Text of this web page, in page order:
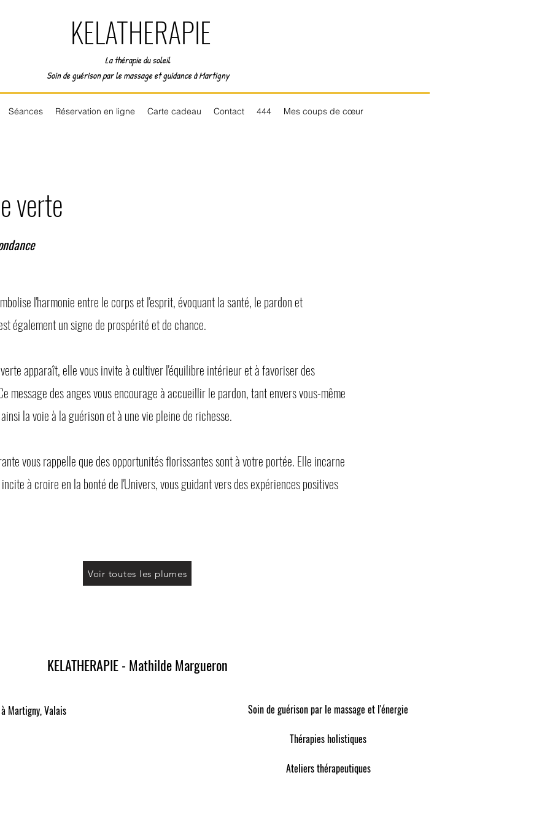
KELATHERAPIE
La thérapie du soleil
Soin de guérison par le massage et guidance à Martigny
Séances Réservation en ligne Carte cadeau Contact 444 Mes coups de cœur
verte
l'harmonie entre le corps et l'esprit, évoquant la santé, le pardon et
également un signe de prospérité et de chance.
apparaît, elle vous invite à cultiver l'équilibre intérieur et à favoriser des
message des anges vous encourage à accueillir le pardon, tant envers vous-même
la voie à la guérison et à une vie pleine de richesse.
vous rappelle que des opportunités florissantes sont à votre portée. Elle incarne
à croire en la bonté de l'Univers, vous guidant vers des expériences positives
Voir toutes les plumes
KELATHERAPIE - Mathilde Margueron
Martigny, Valais
Soin de guérison par le massage et l'énergie
Thérapies holistiques
Ateliers thérapeutiques